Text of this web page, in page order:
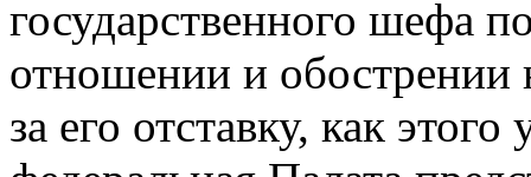
государственного шефа
отношении и обострении
за его отставку, как